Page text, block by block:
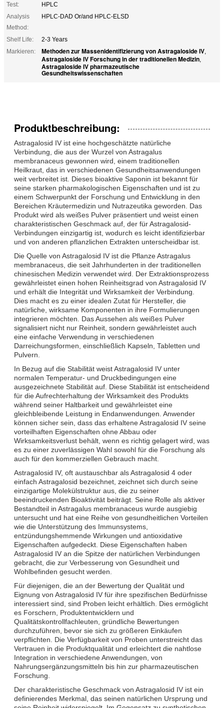
Test:
HPLC
Analysis
Method:
HPLC-DAD Or/and HPLC-ELSD
Shelf Life:
2-3 Years
Markieren:
Methoden zur Massenidentifizierung von Astragaloside IV,
Astragaloside IV Forschung in der traditionellen Medizin,
Astragaloside IV pharmazeutische
Gesundheitswissenschaften
Produktbeschreibung:
Astragalosid IV ist eine hochgeschätzte natürliche
Verbindung, die aus der Wurzel von Astragalus
membranaceus gewonnen wird, einem traditionellen
Heilkraut, das in verschiedenen Gesundheitsanwendungen
weit verbreitet ist. Dieses bioaktive Saponin ist bekannt für
seine starken pharmakologischen Eigenschaften und ist zu
einem Schwerpunkt der Forschung und Entwicklung in den
Bereichen Kräutermedizin und Nutrazeutika geworden. Das
Produkt wird als weißes Pulver präsentiert und weist einen
charakteristischen Geschmack auf, der für Astragalosid-
Verbindungen einzigartig ist, wodurch es leicht identifizierbar
und von anderen pflanzlichen Extrakten unterscheidbar ist.
Die Quelle von Astragalosid IV ist die Pflanze Astragalus
membranaceus, die seit Jahrhunderten in der traditionellen
chinesischen Medizin verwendet wird. Der Extraktionsprozess
gewährleistet einen hohen Reinheitsgrad von Astragalosid IV
und erhält die Integrität und Wirksamkeit der Verbindung.
Dies macht es zu einer idealen Zutat für Hersteller, die
natürliche, wirksame Komponenten in ihre Formulierungen
integrieren möchten. Das Aussehen als weißes Pulver
signalisiert nicht nur Reinheit, sondern gewährleistet auch
eine einfache Verwendung in verschiedenen
Darreichungsformen, einschließlich Kapseln, Tabletten und
Pulvern.
In Bezug auf die Stabilität weist Astragalosid IV unter
normalen Temperatur- und Druckbedingungen eine
ausgezeichnete Stabilität auf. Diese Stabilität ist entscheidend
für die Aufrechterhaltung der Wirksamkeit des Produkts
während seiner Haltbarkeit und gewährleistet eine
gleichbleibende Leistung in Endanwendungen. Anwender
können sicher sein, dass das erhaltene Astragalosid IV seine
vorteilhaften Eigenschaften ohne Abbau oder
Wirksamkeitsverlust behält, wenn es richtig gelagert wird, was
es zu einer zuverlässigen Wahl sowohl für die Forschung als
auch für den kommerziellen Gebrauch macht.
Astragalosid IV, oft austauschbar als Astragalosid 4 oder
einfach Astragalosid bezeichnet, zeichnet sich durch seine
einzigartige Molekülstruktur aus, die zu seiner
beeindruckenden Bioaktivität beiträgt. Seine Rolle als aktiver
Bestandteil in Astragalus membranaceus wurde ausgiebig
untersucht und hat eine Reihe von gesundheitlichen Vorteilen
wie die Unterstützung des Immunsystems,
entzündungshemmende Wirkungen und antioxidative
Eigenschaften aufgedeckt. Diese Eigenschaften haben
Astragalosid IV an die Spitze der natürlichen Verbindungen
gebracht, die zur Verbesserung von Gesundheit und
Wohlbefinden gesucht werden.
Für diejenigen, die an der Bewertung der Qualität und
Eignung von Astragalosid IV für ihre spezifischen Bedürfnisse
interessiert sind, sind Proben leicht erhältlich. Dies ermöglicht
es Forschern, Produktentwicklern und
Qualitätskontrollfachleuten, gründliche Bewertungen
durchzuführen, bevor sie sich zu größeren Einkäufen
verpflichten. Die Verfügbarkeit von Proben unterstreicht das
Vertrauen in die Produktqualität und erleichtert die nahtlose
Integration in verschiedene Anwendungen, von
Nahrungsergänzungsmitteln bis hin zur pharmazeutischen
Forschung.
Der charakteristische Geschmack von Astragalosid IV ist ein
definierendes Merkmal, das seinen natürlichen Ursprung und